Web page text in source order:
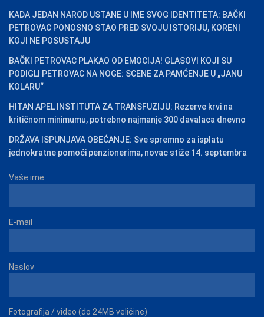
KADA JEDAN NAROD USTANE U IME SVOG IDENTITETA: BAČKI
PETROVAC PONOSNO STAO PRED SVOJU ISTORIJU, KORENI
KOJI NE POSUSTAJU
BAČKI PETROVAC PLAKAO OD EMOCIJA! GLASOVI KOJI SU
PODIGLI PETROVAC NA NOGE: SCENE ZA PAMĆENJE U „JANU
KOLARU“
HITAN APEL INSTITUTA ZA TRANSFUZIJU: Rezerve krvi na
kritičnom minimumu, potrebno najmanje 300 davalaca dnevno
DRŽAVA ISPUNJAVA OBEĆANJE: Sve spremno za isplatu
jednokratne pomoći penzionerima, novac stiže 14. septembra
Vaše ime
E-mail
Naslov
Fotografija / video (do 24MB veličine)